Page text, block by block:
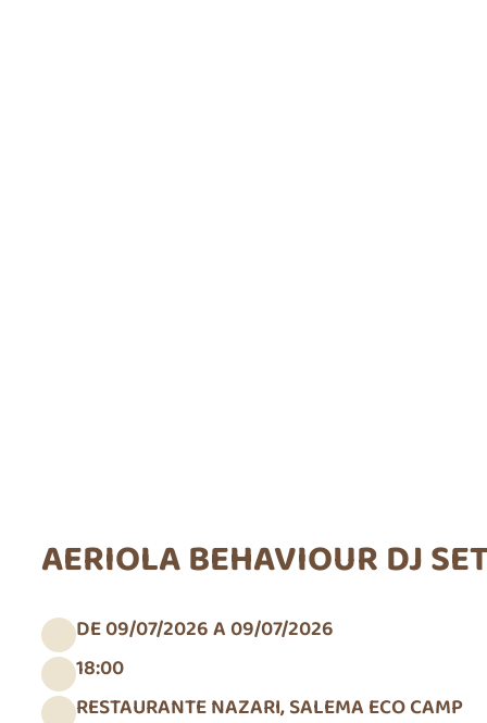
AERIOLA BEHAVIOUR DJ
DE 09/07/2026 A 09/07/2026
18:00
RESTAURANTE NAZARI, SALEMA ECO CAMP